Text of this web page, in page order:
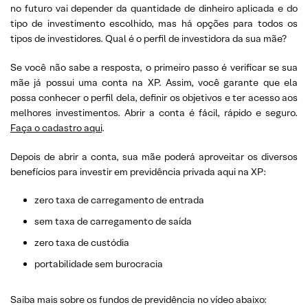
no futuro vai depender da quantidade de dinheiro aplicada e do
tipo de investimento escolhido, mas há opções para todos os
tipos de investidores. Qual é o perfil de investidora da sua mãe?
Se você não sabe a resposta, o primeiro passo é verificar se sua
mãe já possui uma conta na XP. Assim, você garante que ela
possa conhecer o perfil dela, definir os objetivos e ter acesso aos
melhores investimentos. Abrir a conta é fácil, rápido e seguro.
Faça o cadastro aqui.
Depois de abrir a conta, sua mãe poderá aproveitar os diversos
benefícios para investir em previdência privada aqui na XP:
zero taxa de carregamento de entrada
sem taxa de carregamento de saída
zero taxa de custódia
portabilidade sem burocracia
Saiba mais sobre os fundos de previdência no vídeo abaixo: